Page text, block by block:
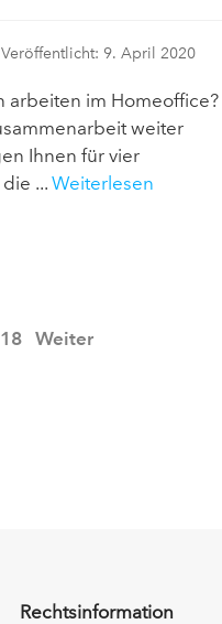
Veröffentlicht: 9. April 2020
arbeiten im Homeoffice?
weiter
Ihnen für vier
...Weiterlesen
18 Weiter
Rechtsinformation